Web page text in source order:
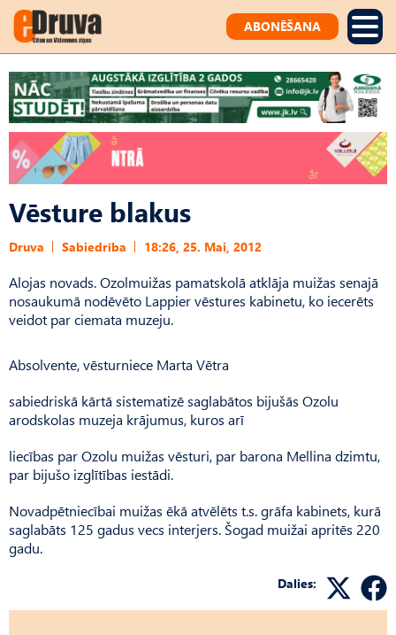
ABONĒŠANA
Vēsture blakus
Druva Sabiedrība 18:26, 25. Mai, 2012
Alojas novads. Ozolmuižas pamatskolā atklāja muižas senajā
nosaukumā nodēvēto Lappier vēstures kabinetu, ko iecerēts
veidot par ciemata muzeju.
Absolvente, vēsturniece Marta Vētra
sabiedriskā kārtā sistematizē saglabātos bijušās Ozolu
arodskolas muzeja krājumus, kuros arī
liecības par Ozolu muižas vēsturi, par barona Mellina dzimtu,
par bijušo izglītības iestādi.
Novadpētniecībai muižas ēkā atvēlēts t.s. grāfa kabinets, kurā
saglabāts 125 gadus vecs interjers. Šogad muižai apritēs 220
gadu.
Dalies: